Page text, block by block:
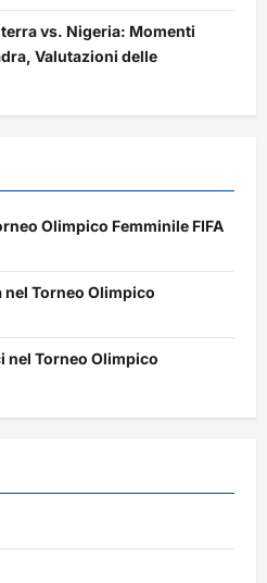
vs. Nigeria: Momenti
Valutazioni delle
Olimpico Femminile FIFA
Torneo Olimpico
nel Torneo Olimpico